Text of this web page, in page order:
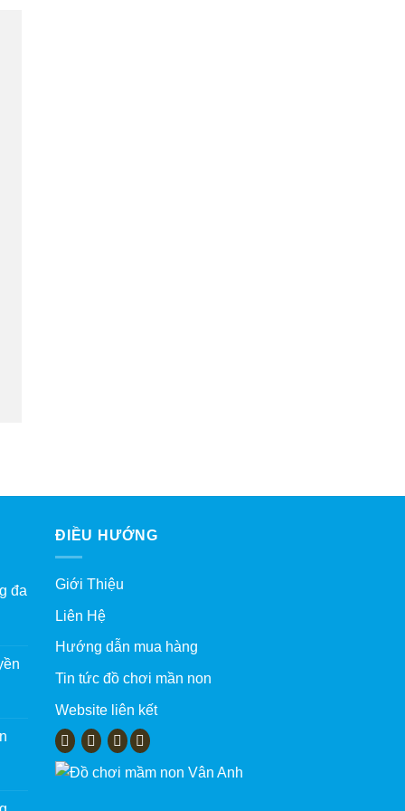
đa
ĐIỀU HƯỚNG
Giới Thiệu
Liên Hệ
Hướng dẫn mua hàng
Tin tức đồ chơi mần non
Website liên kết